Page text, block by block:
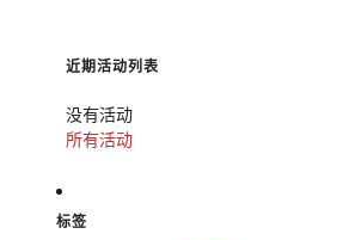
近期活动列表
没有活动
所有活动
标签